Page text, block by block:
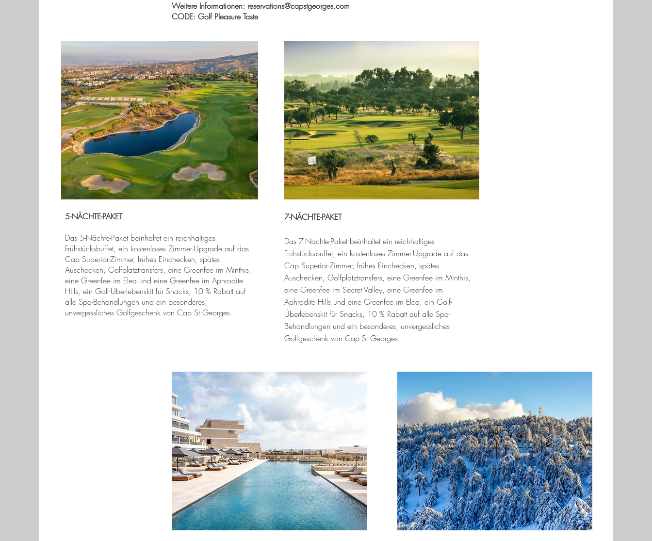
Weitere Informationen: reservations@capstgeorges.com
CODE: Golf Pleasure Taste
5-NÄCHTE-PAKET
Das 5-Nächte-Paket beinhaltet ein reichhaltiges
Frühstücksbuffet, ein kostenloses Zimmer-Upgrade auf das
Cap Superior-Zimmer, frühes Einchecken, spätes
Auschecken, Golfplatztransfers, eine Greenfee im Minthis,
eine Greenfee im Elea und eine Greenfee im Aphrodite
Hills, ein Golf-Überlebenskit für Snacks, 10 % Rabatt auf
alle Spa-Behandlungen und ein besonderes,
unvergessliches Golfgeschenk von Cap St Georges.
7-NÄCHTE-PAKET
Das 7-Nächte-Paket beinhaltet ein reichhaltiges
Frühstücksbuffet, ein kostenloses Zimmer-Upgrade auf das
Cap Superior-Zimmer, frühes Einchecken, spätes
Auschecken, Golfplatztransfers, eine Greenfee im Minthis,
eine Greenfee im Secret Valley, eine Greenfee im
Aphrodite Hills und eine Greenfee im Elea, ein Golf-
Überlebenskit für Snacks, 10 % Rabatt auf alle Spa-
Behandlungen und ein besonderes, unvergessliches
Golfgeschenk von Cap St Georges.